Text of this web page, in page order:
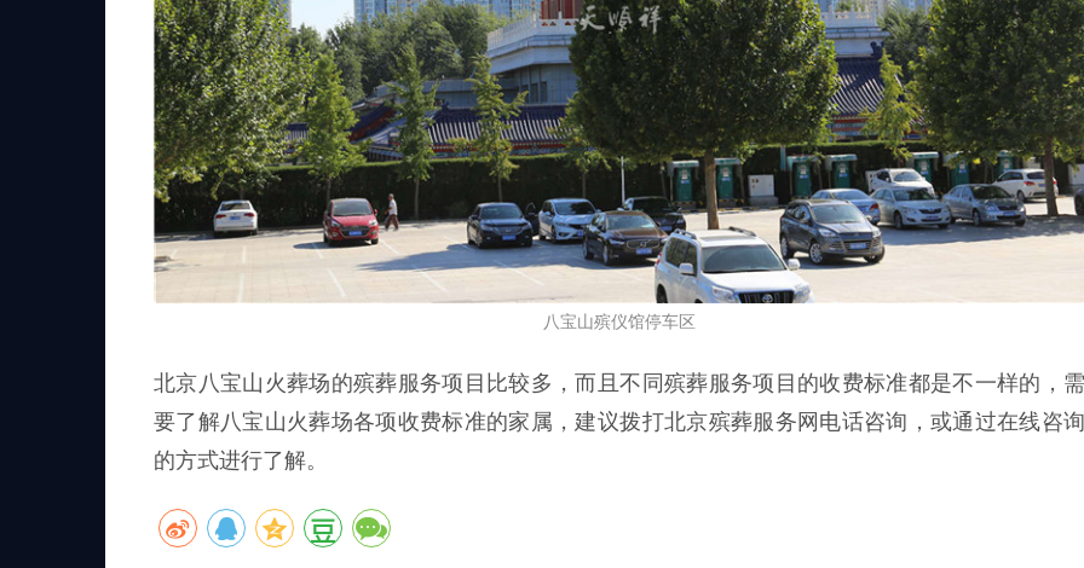
八宝山殡仪馆停车区
北京八宝山火葬场的殡葬服务项目比较多，而且不同殡葬服务项目的收费标准都是不一样的，需
要了解八宝山火葬场各项收费标准的家属，建议拨打北京殡葬服务网电话咨询，或通过在线咨询
的方式进行了解。